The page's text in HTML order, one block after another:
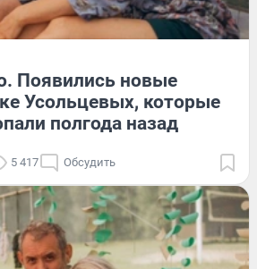
Появились новые
Усольцевых, которые
полгода назад
5 417 Обсудить